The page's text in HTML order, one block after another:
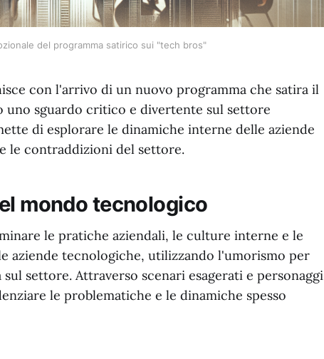
del programma satirico sui "tech bros"
con l'arrivo di un nuovo programma che satira il
uno sguardo critico e divertente sul settore
di esplorare le dinamiche interne delle aziende
le contraddizioni del settore.
mondo tecnologico
le pratiche aziendali, le culture interne e le
aziende tecnologiche, utilizzando l'umorismo per
settore. Attraverso scenari esagerati e personaggi
le problematiche e le dinamiche spesso